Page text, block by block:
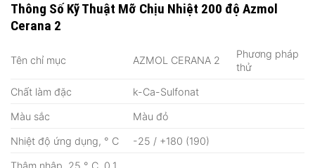
Thông Số Kỹ Thuật Mỡ Chịu Nhiệt 200 độ Azmol
Cerana 2
Tên chỉ mục AZMOL CERANA 2
Phương pháp
thử
Chất làm đặc k-Ca-Sulfonat
Màu sắc Màu đỏ
Nhiệt độ ứng dụng, ° С -25 / +180 (190)
Thâm nhập, 25 ° C, 0,1